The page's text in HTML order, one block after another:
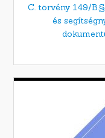
C. törvény 149/
és